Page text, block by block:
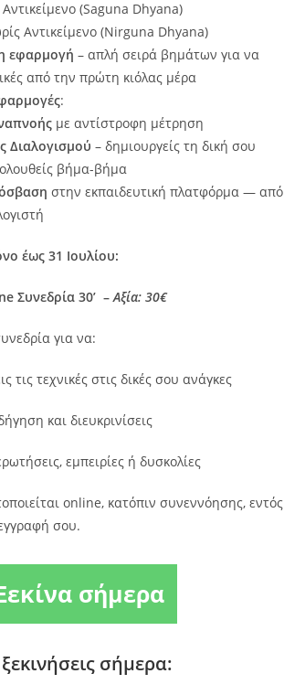
(Saguna Dhyana)
Αντικείμενο (Nirguna Dhyana)
εφαρμογή – απλή σειρά βημάτων για να
από την πρώτη κιόλας μέρα
:
με αντίστροφη μέτρηση
Διαλογισμού – δημιουργείς τη δική σου
βήμα-βήμα
στην εκπαιδευτική πλατφόρμα — από
έως 31 Ιουλίου:
Συνεδρία 30’ – Αξία: 30€
για να:
τις τεχνικές στις δικές σου ανάγκες
και διευκρινίσεις
εμπειρίες ή δυσκολίες
online, κατόπιν συνεννόησης, εντός
σου.
σήμερα
σήμερα: